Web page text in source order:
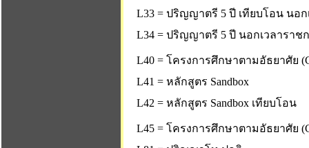
L33 = ปริญญาตรี 5 ปี เทียบโอน นอก
L34 = ปริญญาตรี 5 ปี นอกเวลาราช
L40 = โครงการศึกษาตามอัธยาศัย
L41 = หลักสูตร Sandbox
L42 = หลักสูตร Sandbox เทียบโอน
L45 = โครงการศึกษาตามอัธยาศัย